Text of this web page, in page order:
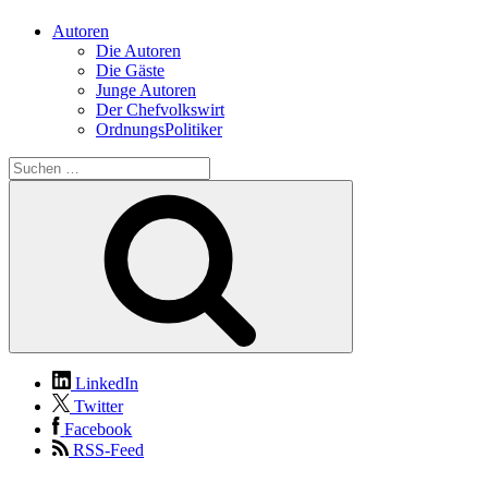
Autoren
Die Autoren
Die Gäste
Junge Autoren
Der Chefvolkswirt
OrdnungsPolitiker
Suchen
nach:
LinkedIn
Twitter
Facebook
RSS-Feed